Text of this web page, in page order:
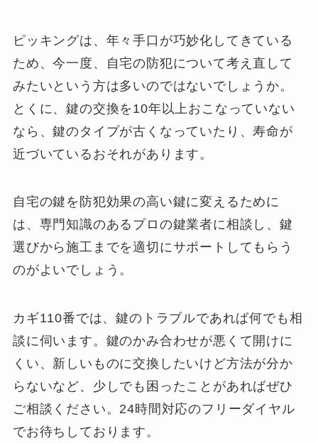
ピッキングは、年々手口が巧妙化してきている
ため、今一度、自宅の防犯について考え直して
みたいという方は多いのではないでしょうか。
とくに、鍵の交換を10年以上おこなっていない
なら、鍵のタイプが古くなっていたり、寿命が
近づいているおそれがあります。
自宅の鍵を防犯効果の高い鍵に変えるために
は、専門知識のあるプロの鍵業者に相談し、鍵
選びから施工までを適切にサポートしてもらう
のがよいでしょう。
カギ110番では、鍵のトラブルであれば何でも相
談に伺います。鍵のかみ合わせが悪くて開けに
くい、新しいものに交換したいけど方法が分か
らないなど、少しでも困ったことがあればぜひ
ご相談ください。24時間対応のフリーダイヤル
でお待ちしております。